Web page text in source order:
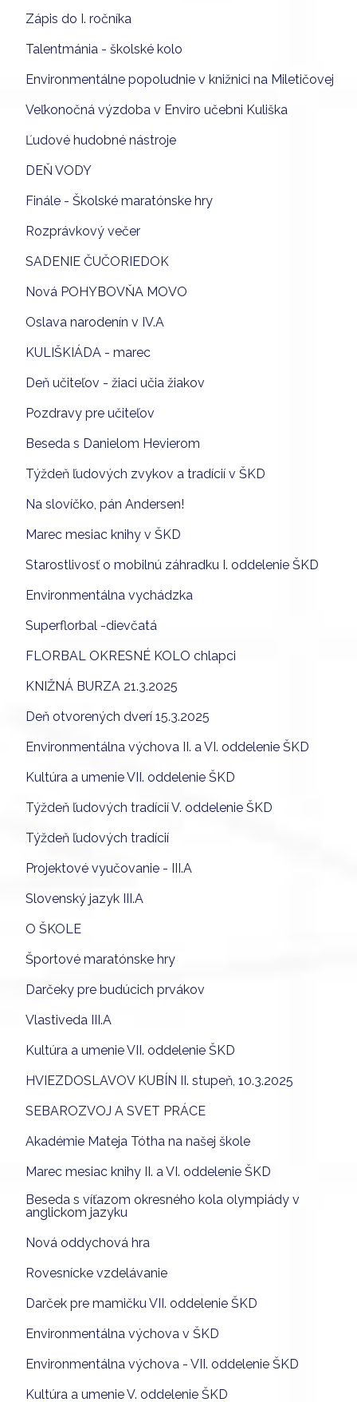
Zápis do I. ročníka
Talentmánia - školské kolo
Environmentálne popoludnie v knižnici na Miletičovej
Veľkonočná výzdoba v Enviro učebni Kuliška
Ľudové hudobné nástroje
DEŇ VODY
Finále - Školské maratónske hry
Rozprávkový večer
SADENIE ČUČORIEDOK
Nová POHYBOVŇA MOVO
Oslava narodenín v IV.A
KULIŠKIÁDA - marec
Deň učiteľov - žiaci učia žiakov
Pozdravy pre učiteľov
Beseda s Danielom Hevierom
Týždeň ľudových zvykov a tradícií v ŠKD
Na slovíčko, pán Andersen!
Marec mesiac knihy v ŠKD
Starostlivosť o mobilnú záhradku I. oddelenie ŠKD
Environmentálna vychádzka
Superflorbal -dievčatá
FLORBAL OKRESNÉ KOLO chlapci
KNIŽNÁ BURZA 21.3.2025
Deň otvorených dverí 15.3.2025
Environmentálna výchova II. a VI. oddelenie ŠKD
Kultúra a umenie VII. oddelenie ŠKD
Týždeň ľudových tradícií V. oddelenie ŠKD
Týždeň ľudových tradícií
Projektové vyučovanie - III.A
Slovenský jazyk III.A
O ŠKOLE
Športové maratónske hry
Darčeky pre budúcich prvákov
Vlastiveda III.A
Kultúra a umenie VII. oddelenie ŠKD
HVIEZDOSLAVOV KUBÍN II. stupeň, 10.3.2025
SEBAROZVOJ A SVET PRÁCE
Akadémie Mateja Tótha na našej škole
Marec mesiac knihy II. a VI. oddelenie ŠKD
Beseda s víťazom okresného kola olympiády v
anglickom jazyku
Nová oddychová hra
Rovesnícke vzdelávanie
Darček pre mamičku VII. oddelenie ŠKD
Environmentálna výchova v ŠKD
Environmentálna výchova - VII. oddelenie ŠKD
Kultúra a umenie V. oddelenie ŠKD